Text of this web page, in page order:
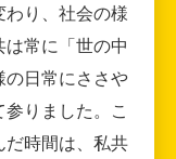
り、社会の様
常に「世の中
の日常にささや
りました。こ
だ時間は、私共